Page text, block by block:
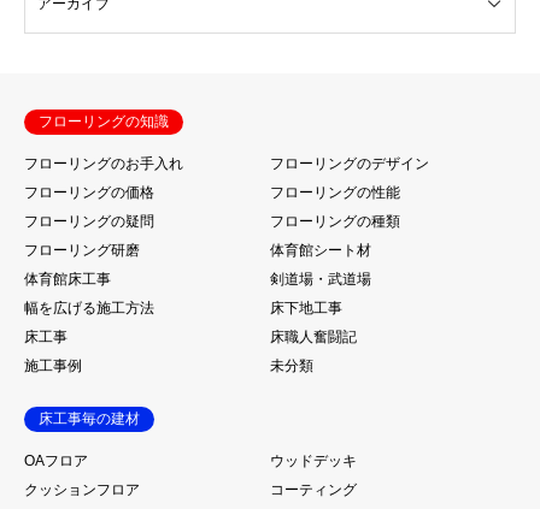
フローリングの知識
フローリングのお手入れ
フローリングのデザイン
フローリングの価格
フローリングの性能
フローリングの疑問
フローリングの種類
フローリング研磨
体育館シート材
体育館床工事
剣道場・武道場
幅を広げる施工方法
床下地工事
床工事
床職人奮闘記
施工事例
未分類
床工事毎の建材
OAフロア
ウッドデッキ
クッションフロア
コーティング